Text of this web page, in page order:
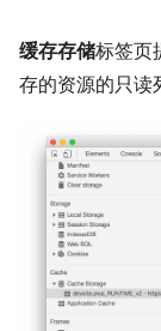
缓存存储标签页
存的资源的只读